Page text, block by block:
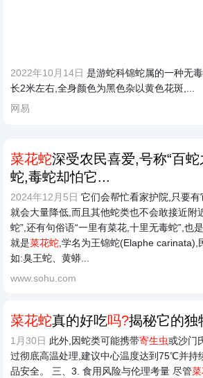
2022年10月14日 是游蛇科锦蛇属的一种无毒
长2米左右,全身颜色为黑色杂以黄色花斑,...
网易
菜花蛇深受农民喜爱,号称“百
蛇,毒蛇却怕它...
2024年12月5日 它们会帮忙看家护院,只要
就会大量降低,而且其他蛇类也不会敢接近附
蛇”,还有句俗语“一里有菜花,十里无毒蛇”,也
就是菜花蛇 ,学名为王锦蛇(Elaphe carinata),
如:臭王蛇、黄蟒...
www.sohu.com
菜花蛇真的好吃吗?揭秘它的独
1月30日 此外,因蛇类可能携带寄生虫或沙门
过彻底高温处理,建议中心温度达到75℃并持
品安全。 三、3. 食用风险与伦理考量 尽管